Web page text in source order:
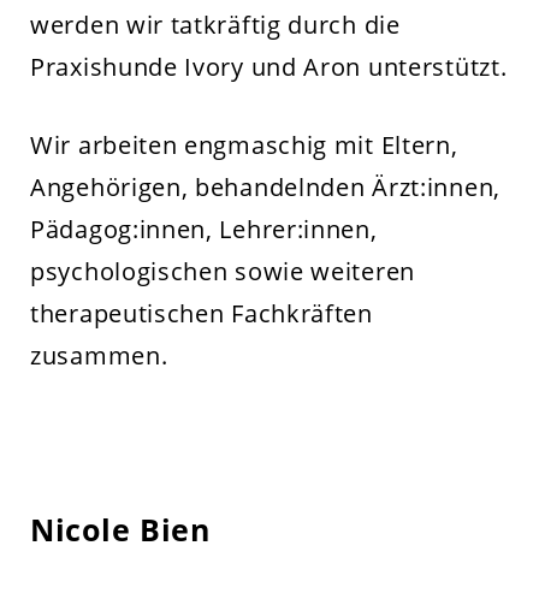
werden wir tatkräftig durch die
Praxishunde Ivory und Aron unterstützt.
Wir arbeiten engmaschig mit Eltern,
Angehörigen, behandelnden Ärzt:innen,
Pädagog:innen, Lehrer:innen,
psychologischen sowie weiteren
therapeutischen Fachkräften
zusammen.
Nicole Bien